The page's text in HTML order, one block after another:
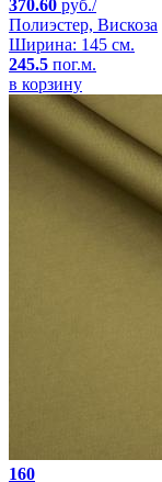
370.60 руб./
Полиэстер, Вискоза
Ширина: 145 см.
245.5 пог.м.
в корзину
160